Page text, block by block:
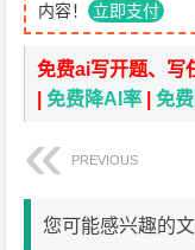
内容！ 立即支付
免费ai写开题、写
|免费降AI率 |免
PREVIOUS
您可能感兴趣的